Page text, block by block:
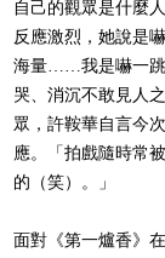
自己的觀眾是什麼
反應激烈，她說是
海量……我是嚇一跳
哭、消沉不敢見人
眾，許鞍華自言今
應。「拍戲隨時常
的（笑）。」
面對《第一爐香》